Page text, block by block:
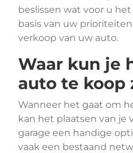
beslissen wat voor u
basis van uw
verkoop van uw auto.
Waar kun je
auto te koop
Wanneer het gaat om
kan het plaatsen van je
garage een handige
vaak een bestaand